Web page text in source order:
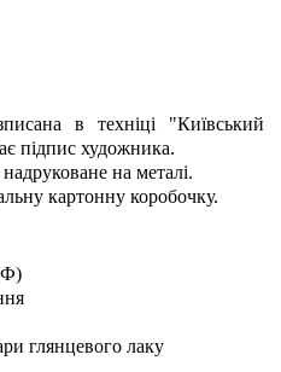
в техніці "Київський
підпис художника.
на металі.
картонну коробочку.
глянцевого лаку